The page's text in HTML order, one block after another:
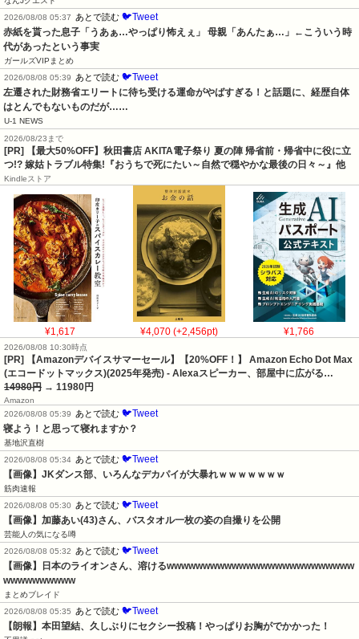
2026/08/08 05:37
あとで読む 🐦Tweet
赤紙を貰った息子「うあぁ…やっぱり怖えぇ」 母親「あんたぁ…」←こういう時
代があったという事実
ガールズVIPまとめ
2026/08/08 05:39
あとで読む 🐦Tweet
左遷された財務省エリートに待ち受ける運命がやばすぎる！と話題に、経歴自体
はとんでもないものだが……
U-1 NEWS
2026/08/23まで
[PR] 【最大50%OFF】秋田書店 AKITA電子祭り 夏の陣 帰省前・帰省中に役に立
つ!? 嫁姑トラブル特集!『おうちで死にたい～自然で穏やかな最後の日々～』他
Kindleストア
¥1,617 ¥4,070 (+2,456pt) ¥1,766
2026/08/08 10:30時点
[PR] 【Amazonデバイスサマーセール】【20%OFF！】 Amazon Echo Dot Max
(エコードットマックス)(2025年発売) - Alexaスピーカー、部屋中に広がる…
14980円 → 11980円
Amazon
2026/08/08 05:39
あとで読む 🐦Tweet
寝よう！と思って寝れますか？
基地沢直樹
2026/08/08 05:34 あとで読む 🐦Tweet
【画像】JKダンス部、いろんなデカパイが大暴れｗｗｗｗｗｗｗ
筋肉速報
2026/08/08 05:30
あとで読む 🐦Tweet
【画像】加藤あい(43)さん、バスタオル一枚の姿の自撮りを公開
芸能人の気になる噂
2026/08/08 05:32
あとで読む 🐦Tweet
【画像】日本のライオンさん、溶けるwwwwwwwwwwwwwwwwwwwwwwwwww
wwwwwwwwww
まとめブレイド
2026/08/08 05:35
あとで読む 🐦Tweet
【朗報】本田望結、久しぶりにセクシー投稿！やっぱりお胸がでかかった！